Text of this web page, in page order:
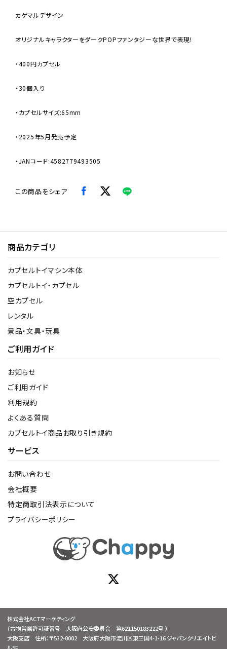
カゲマルデザイン
オリジナルキャラクターをダークPOPファンタジーな世界で表現!
・400円カプセル
・30個入り
・カプセルサイズ:65mm
・2025年5月発売予定
・JANコード:4582779493505
この商品をシェア
商品カテゴリ
カプセルトイマシン本体
カプセルトイ・カプセル
空カプセル
レンタル
景品・文具・玩具
ご利用ガイド
お知らせ
ご利用ガイド
利用規約
よくある質問
カプセルトイ商品お取り引き規約
サービス
お問い合わせ
会社概要
特定商取引法表示について
プライバシーポリシー
株式会社ACTマーケティング
（古物営業許可証番号 大阪府公安委員会 第621150183222号 ）
大阪支店 住所：〒532-0002 大阪府大阪市淀川区東三国4-1-16 ジャパンクリエイトビ